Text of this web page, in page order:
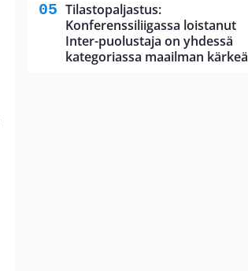
Tilastopaljastus:
Konferenssiliigassa loistanut
Inter-puolustaja on yhdessä
kategoriassa maailman kärkeä